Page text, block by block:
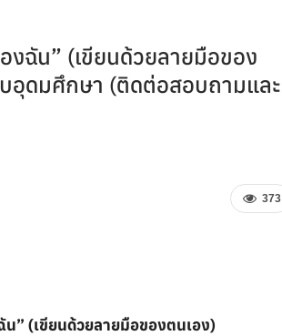
งฉัน” (เขียนด้วยลายมือของ
อุดมศึกษา (ติดต่อสอบถามและ
373
” (เขียนด้วยลายมือของตนเอง)